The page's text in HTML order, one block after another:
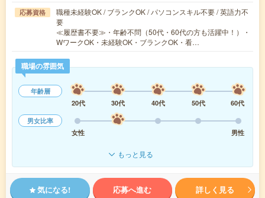
応募資格
職種未経験OK / ブランクOK / パソコンスキル不要 / 英語力不
要
≪履歴書不要≫・年齢不問（50代・60代の方も活躍中！）・
WワークOK・未経験OK・ブランクOK・看…
職場の雰囲気
年齢層
20代
30代 40代 50代
60代
男女比率
女性
男性
もっと見る
気になる! 応募へ進む 詳しく見る